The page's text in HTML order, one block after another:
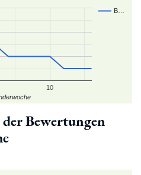
B…
10
Bewertungen